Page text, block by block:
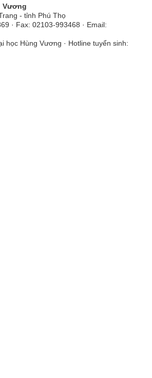
Vương
- tỉnh Phú Thọ
· Fax: 02103-993468 · Email:
học Hùng Vương · Hotline tuyển sinh: